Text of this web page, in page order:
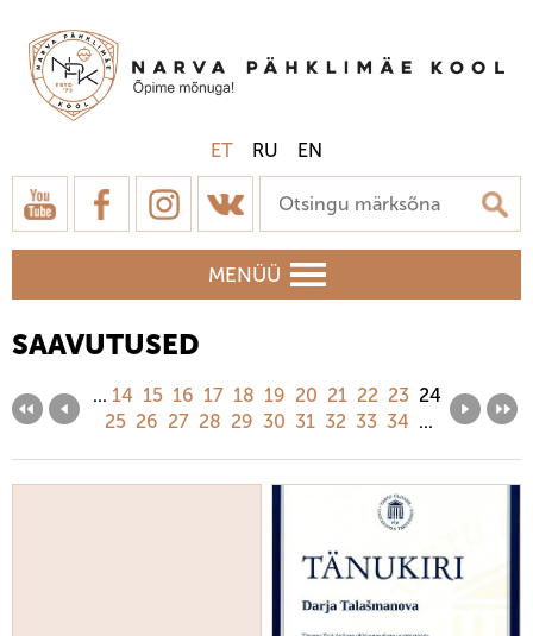
ET RU EN
MENÜÜ
SAAVUTUSED
... 14 15 16 17 18 19 20 21 22 23 24
25 26 27 28 29 30 31 32 33 34 ...